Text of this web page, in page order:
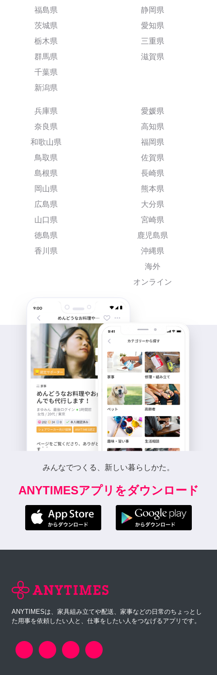
福島県
茨城県
栃木県
群馬県
千葉県
新潟県
静岡県
愛知県
三重県
滋賀県
兵庫県
奈良県
和歌山県
鳥取県
島根県
岡山県
広島県
山口県
徳島県
香川県
愛媛県
高知県
福岡県
佐賀県
長崎県
熊本県
大分県
宮崎県
鹿児島県
沖縄県
海外
オンライン
みんなでつくる、新しい暮らしかた。
ANYTIMESアプリをダウンロード
ANYTIMESは、家具組み立てや配送、家事などの日常のちょっとし
た用事を依頼したい人と、仕事をしたい人をつなげるアプリです。